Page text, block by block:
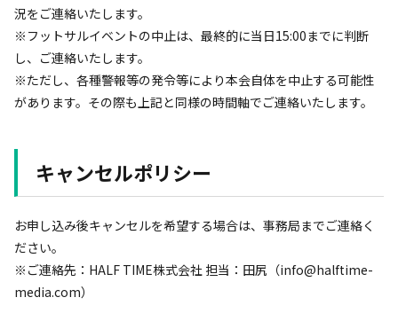
況をご連絡いたします。
※フットサルイベントの中止は、最終的に当日15:00までに判断
し、ご連絡いたします。
※ただし、各種警報等の発令等により本会自体を中止する可能性
があります。その際も上記と同様の時間軸でご連絡いたします。
キャンセルポリシー
お申し込み後キャンセルを希望する場合は、事務局までご連絡く
ださい。
※ご連絡先：HALF TIME株式会社 担当：田尻（info@halftime-
media.com）